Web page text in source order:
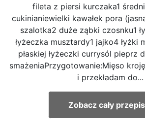
fileta z piersi kurczaka1
cukinianiewielki kawałek pora
szalotka2 duże ząbki czosnku1
łyżeczka musztardy1 jajko4 łyżki
płaskiej łyżeczki currysól pieprz
smażeniaPrzygotowanie:Mięso
i przekładam do...
Zobacz cały